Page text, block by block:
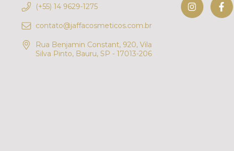
(+55) 14 9629-1275
contato@jaffacosmeticos.com.br
Rua Benjamin Constant, 920, Vila
Silva Pinto, Bauru, SP - 17013-206